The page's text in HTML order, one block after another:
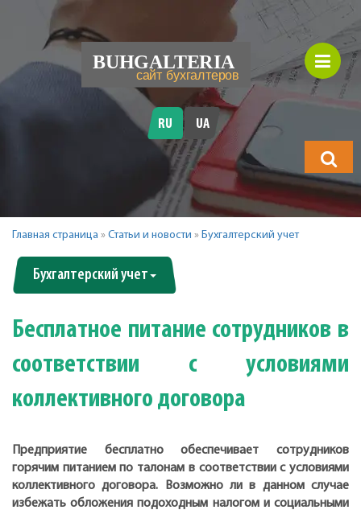
будете
искать?
RU UA
Главная страница » Статьи и новости » Бухгалтерский учет
Бухгалтерский учет
Бесплатное питание сотрудников в
соответствии с условиями
коллективного договора
Предприятие бесплатно обеспечивает сотрудников
горячим питанием по талонам в соответствии с условиями
коллективного договора. Возможно ли в данном случае
избежать обложения подоходным налогом и социальными